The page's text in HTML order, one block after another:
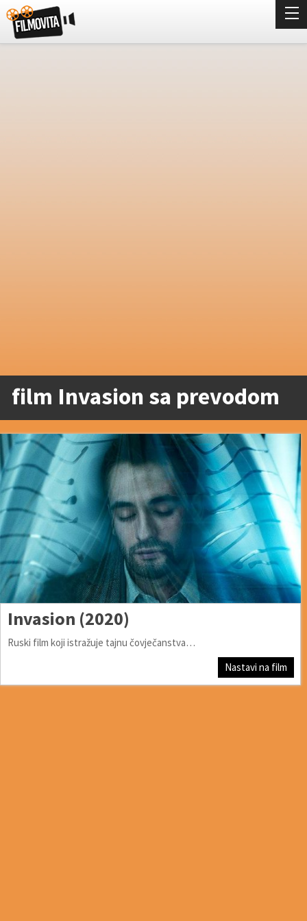
film Invasion sa prevodom
Invasion (2020)
Ruski film koji istražuje tajnu čovječanstva…
Nastavi na film